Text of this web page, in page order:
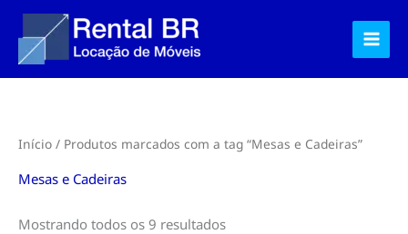
para
conteúdo
Início / Produtos marcados com a tag “Mesas e Cadeiras”
Mesas e Cadeiras
Mostrando todos os 9 resultados